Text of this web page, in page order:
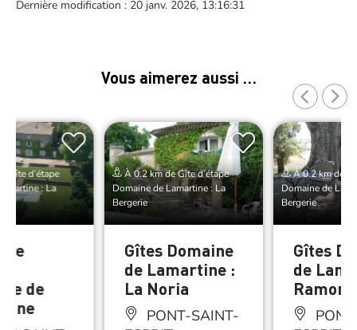
Dernière modification : 20 janv. 2026, 13:16:31
Vous aimerez aussi …
Gîte d’étape
: La
de
À 0.2 km de Gîte d’étape
Domaine de Lamartine : La
Bergerie
Gîtes Domaine
de Lamartine :
La Noria
PONT-SAINT-
À 0.2 km de
Domaine de
Bergerie
Gîtes
de
Ramona